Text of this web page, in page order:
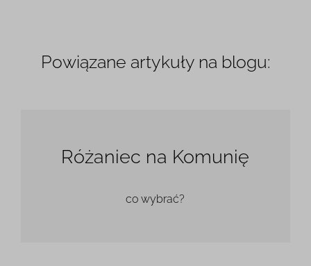
Powiązane artykuły na blogu:
Różaniec na Komunię
co wybrać?